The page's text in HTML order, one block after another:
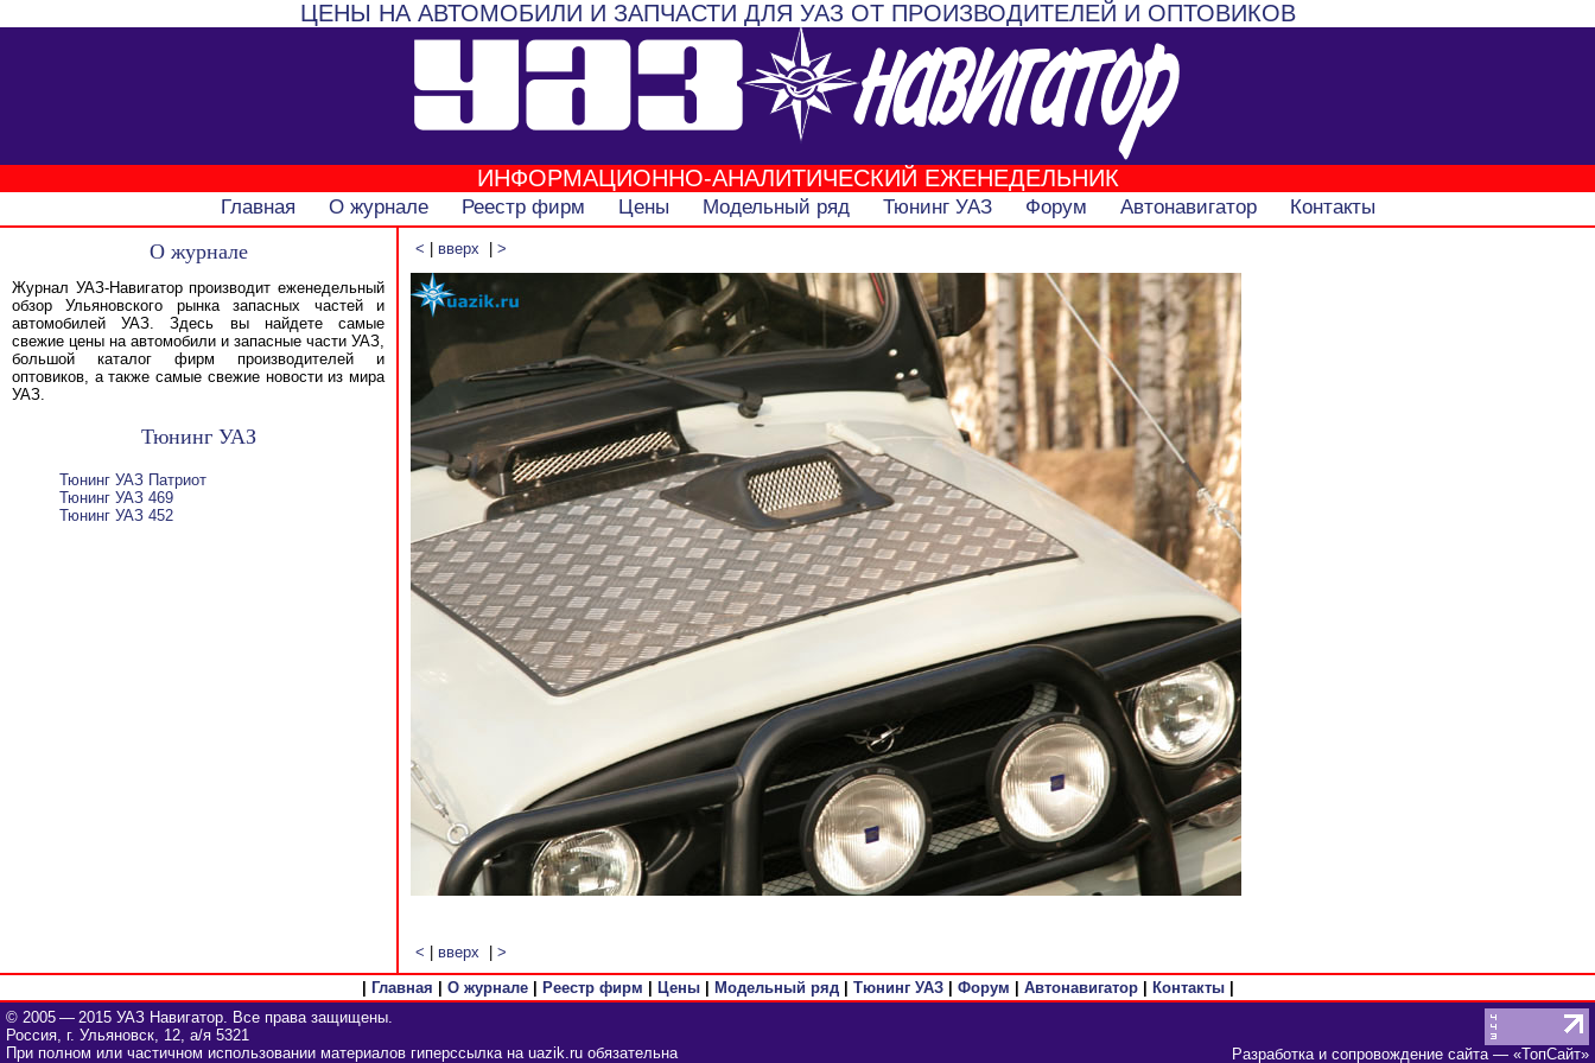
ЦЕНЫ НА АВТОМОБИЛИ И ЗАПЧАСТИ ДЛЯ УАЗ ОТ ПРОИЗВОДИТЕЛЕЙ И ОПТОВИКОВ
ИНФОРМАЦИОННО-АНАЛИТИЧЕСКИЙ ЕЖЕНЕДЕЛЬНИК
Главная О журнале Реестр фирм Цены Модельный ряд Тюнинг УАЗ Форум Автонавигатор Контакты
О журнале
Журнал УАЗ-Навигатор производит еженедельный
обзор Ульяновского рынка запасных частей и
автомобилей УАЗ. Здесь вы найдете самые
свежие цены на автомобили и запасные части УАЗ,
большой каталог фирм производителей и
оптовиков, а также самые свежие новости из мира
УАЗ.
Тюнинг УАЗ
Тюнинг УАЗ Патриот
Тюнинг УАЗ 469
Тюнинг УАЗ 452
< вверх >
< вверх
>
Главная О журнале| Реестр фирм Цены| Модельный ряд| Тюнинг УАЗ| Форум Автонавигатор| Контакты|
© 2005 — 2015 УАЗ Навигатор. Все права защищены.
Россия, г. Ульяновск, 12, а/я 5321
При полном или частичном использовании материалов гиперссылка на uazik.ru обязательна
Разработка и сопровождение сайта— «ТопСайт»